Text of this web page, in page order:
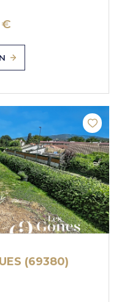
€
(69380)